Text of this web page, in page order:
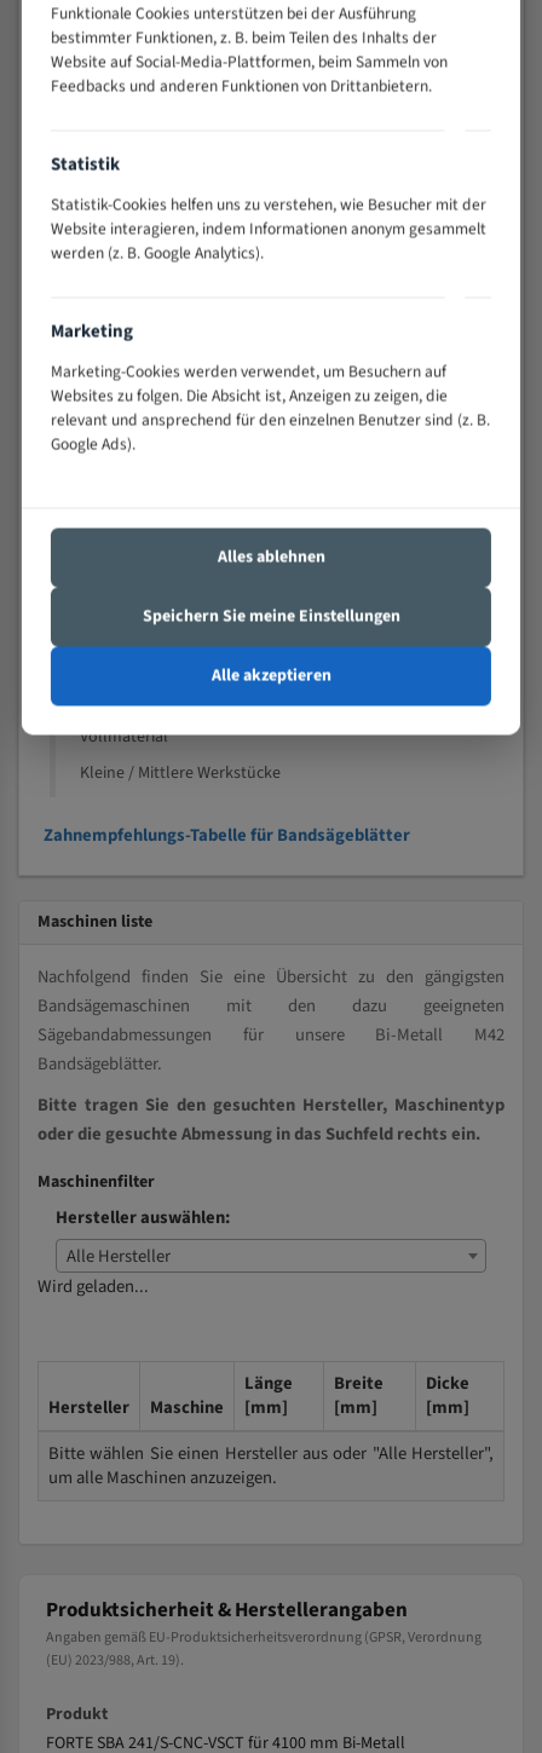
> 500
0,75/1,25
Vorteile:
Widerstandsfähig gegen Zahnbruch auch bei
schwierigen Werkstücken (Materialmischung,
wechselnde Verbindungslängen)
Sehr geringe Vibration
Technische Beschreibung:
Positiver Spanwinkel
Bandkörper aus hochlegiertem Federstahl
Nichteisenmetalle
Speziell entwickelt für Profile / Rohre
Kleine und mittlere Profile / Kleine Durchmesser
Vollmaterial
Kleine / Mittlere Werkstücke
Zahnempfehlungs-Tabelle für Bandsägeblätter
Maschinen liste
Nachfolgend finden Sie eine Übersicht zu den gängigsten
Bandsägemaschinen mit den dazu geeigneten
Sägebandabmessungen für unsere Bi-Metall M42
Bandsägeblätter.
Bitte tragen Sie den gesuchten Hersteller, Maschinentyp
oder die gesuchte Abmessung in das Suchfeld rechts ein.
Maschinenfilter
Hersteller auswählen:
Alle Hersteller
Wird geladen...
Hersteller Maschine
Länge
[mm]
Breite
[mm]
Dicke
[mm]
Bitte wählen Sie einen Hersteller aus oder "Alle Hersteller",
um alle Maschinen anzuzeigen.
Produktsicherheit & Herstellerangaben
Angaben gemäß EU-Produktsicherheitsverordnung (GPSR, Verordnung
(EU) 2023/988, Art. 19).
Produkt
FORTE SBA 241/S-CNC-VSCT für 4100 mm Bi-Metall
Funktionale Cookies unterstützen bei der Ausführung
bestimmter Funktionen, z. B. beim Teilen des Inhalts der
Website auf Social-Media-Plattformen, beim Sammeln von
Feedbacks und anderen Funktionen von Drittanbietern.
Statistik
Statistik-Cookies helfen uns zu verstehen, wie Besucher mit der
Website interagieren, indem Informationen anonym gesammelt
werden (z. B. Google Analytics).
Marketing
Marketing-Cookies werden verwendet, um Besuchern auf
Websites zu folgen. Die Absicht ist, Anzeigen zu zeigen, die
relevant und ansprechend für den einzelnen Benutzer sind (z. B.
Google Ads).
Alles ablehnen
Speichern Sie meine Einstellungen
Alle akzeptieren